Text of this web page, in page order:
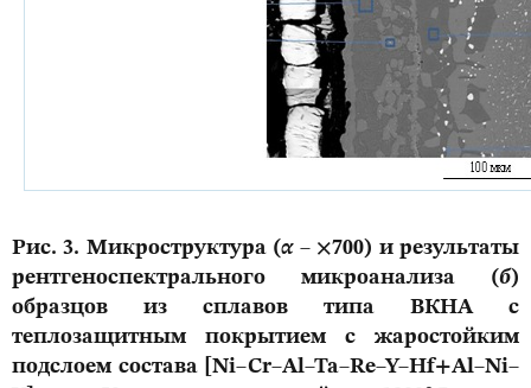
Рис. 3. Микроструктура (α– ×700) и результаты
рентгеноспектрального микроанализа (б)
образцов из сплавов типа ВКНА с
теплозащитным покрытием с жаростойким
подслоем состава [Ni–Cr–Al–Ta–Re–Y–Hf+Al–Ni–